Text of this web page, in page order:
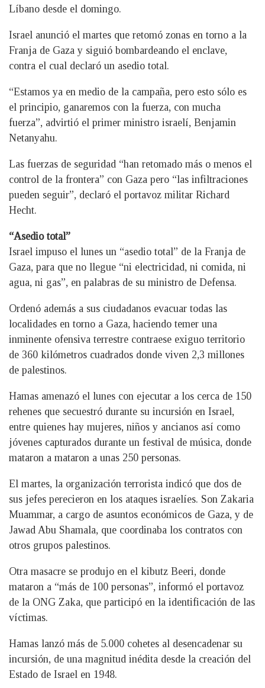
Líbano desde el domingo.
Israel anunció el martes que retomó zonas en torno a la
Franja de Gaza y siguió bombardeando el enclave,
contra el cual declaró un asedio total.
“Estamos ya en medio de la campaña, pero esto sólo es
el principio, ganaremos con la fuerza, con mucha
fuerza”, advirtió el primer ministro israelí, Benjamin
Netanyahu.
Las fuerzas de seguridad “han retomado más o menos el
control de la frontera” con Gaza pero “las infiltraciones
pueden seguir”, declaró el portavoz militar Richard
Hecht.
“Asedio total”
Israel impuso el lunes un “asedio total” de la Franja de
Gaza, para que no llegue “ni electricidad, ni comida, ni
agua, ni gas”, en palabras de su ministro de Defensa.
Ordenó además a sus ciudadanos evacuar todas las
localidades en torno a Gaza, haciendo temer una
inminente ofensiva terrestre contraese exiguo territorio
de 360 kilómetros cuadrados donde viven 2,3 millones
de palestinos.
Hamas amenazó el lunes con ejecutar a los cerca de 150
rehenes que secuestró durante su incursión en Israel,
entre quienes hay mujeres, niños y ancianos así como
jóvenes capturados durante un festival de música, donde
mataron a mataron a unas 250 personas.
El martes, la organización terrorista indicó que dos de
sus jefes perecieron en los ataques israelíes. Son Zakaria
Muammar, a cargo de asuntos económicos de Gaza, y de
Jawad Abu Shamala, que coordinaba los contratos con
otros grupos palestinos.
Otra masacre se produjo en el kibutz Beeri, donde
mataron a “más de 100 personas”, informó el portavoz
de la ONG Zaka, que participó en la identificación de las
víctimas.
Hamas lanzó más de 5.000 cohetes al desencadenar su
incursión, de una magnitud inédita desde la creación del
Estado de Israel en 1948.